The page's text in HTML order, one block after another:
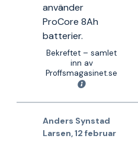
använder
ProCore 8Ah
batterier.
Bekreftet – samlet
inn av
Proffsmagasinet.se
Anders Synstad
Larsen ,12 februar